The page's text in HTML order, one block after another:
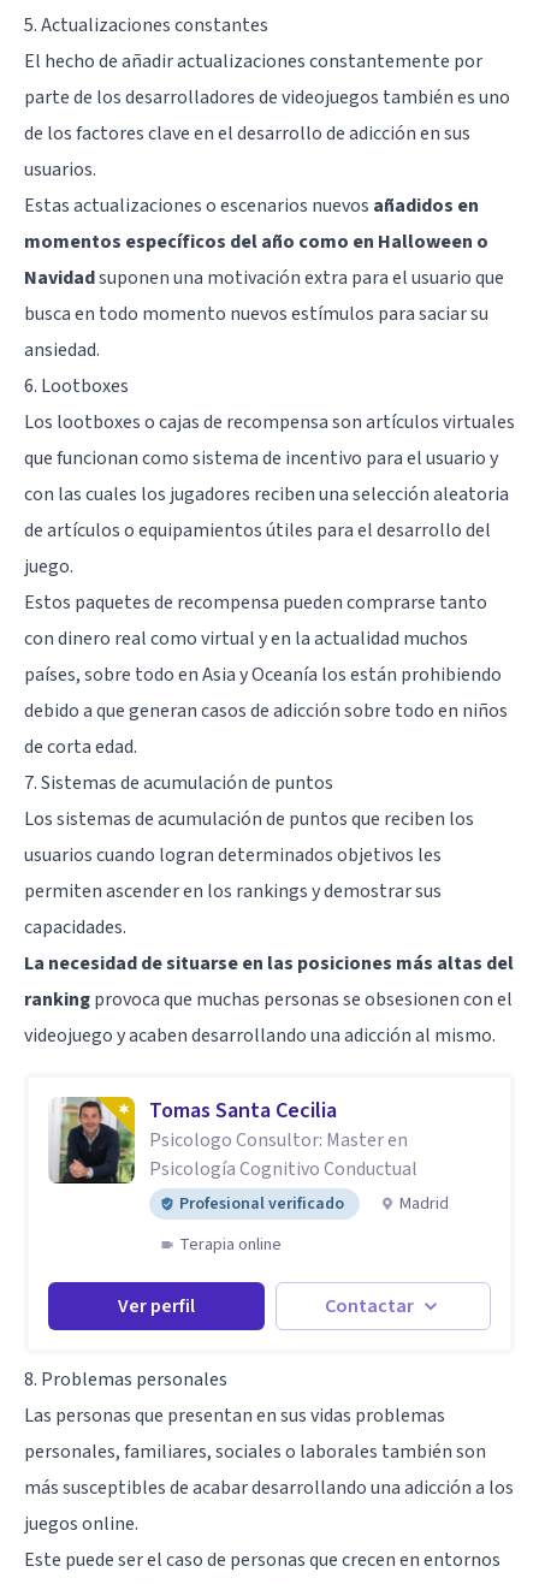
5. Actualizaciones constantes
El hecho de añadir actualizaciones constantemente por
parte de los desarrolladores de videojuegos también es uno
de los factores clave en el desarrollo de adicción en sus
usuarios.
Estas actualizaciones o escenarios nuevos añadidos en
momentos específicos del año como en Halloween o
Navidadsuponen una motivación extra para el usuario que
busca en todo momento nuevos estímulos para saciar su
ansiedad.
6. Lootboxes
Los lootboxes o cajas de recompensa son artículos virtuales
que funcionan como sistema de incentivo para el usuario y
con las cuales los jugadores reciben una selección aleatoria
de artículos o equipamientos útiles para el desarrollo del
juego.
Estos paquetes de recompensa pueden comprarse tanto
con dinero real como virtual y en la actualidad muchos
países, sobre todo en Asia y Oceanía los están prohibiendo
debido a que generan casos de adicción sobre todo en niños
de corta edad.
7. Sistemas de acumulación de puntos
Los sistemas de acumulación de puntos que reciben los
usuarios cuando logran determinados objetivos les
permiten ascender en los rankings y demostrar sus
capacidades.
La necesidad de situarse en las posiciones más altas del
rankingprovoca que muchas personas se obsesionen con el
videojuego y acaben desarrollando una adicción al mismo.
Tomas Santa Cecilia
Psicologo Consultor: Master en
Psicología Cognitivo Conductual
Profesional verificado
Madrid
Terapia online
Ver perfil Contactar
8. Problemas personales
Las personas que presentan en sus vidas problemas
personales, familiares, sociales o laborales también son
más susceptibles de acabar desarrollando una adicción a los
juegos online.
Este puede ser el caso de personas que crecen en entornos